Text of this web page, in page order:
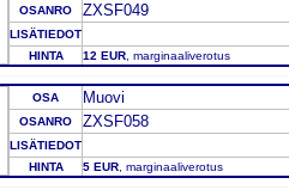
OSANRO ZXSF049
LISÄTIEDOT
HINTA
12 EUR , marginaaliverotus
OSA Muovi
OSANRO ZXSF058
LISÄTIEDOT
HINTA
5 EUR , marginaaliverotus